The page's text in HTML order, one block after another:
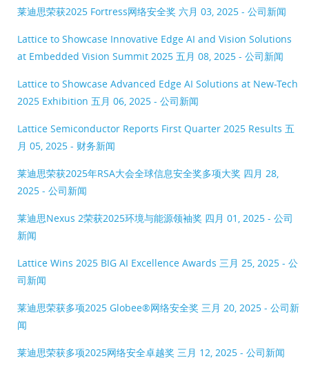
莱迪思荣获2025 Fortress网络安全奖 六月 03, 2025 - 公司新闻
Lattice to Showcase Innovative Edge AI and Vision Solutions
at Embedded Vision Summit 2025 五月 08, 2025 - 公司新闻
Lattice to Showcase Advanced Edge AI Solutions at New-Tech
2025 Exhibition 五月 06, 2025 - 公司新闻
Lattice Semiconductor Reports First Quarter 2025 Results 五
月 05, 2025 - 财务新闻
莱迪思荣获2025年RSA大会全球信息安全奖多项大奖 四月 28,
2025 - 公司新闻
莱迪思Nexus 2荣获2025环境与能源领袖奖 四月 01, 2025 - 公司
新闻
Lattice Wins 2025 BIG AI Excellence Awards 三月 25, 2025 - 公
司新闻
莱迪思荣获多项2025 Globee®网络安全奖 三月 20, 2025 - 公司新
闻
莱迪思荣获多项2025网络安全卓越奖 三月 12, 2025 - 公司新闻